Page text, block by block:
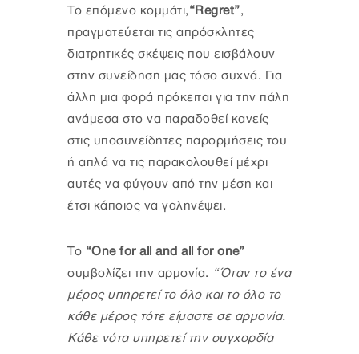
To επόμενο κομμάτι,“Regret”,
πραγματεύεται τις απρόσκλητες
διατρητικές σκέψεις που εισβάλουν
στην συνείδηση μας τόσο συχνά. Για
άλλη μια φορά πρόκειται για την πάλη
ανάμεσα στο να παραδοθεί κανείς
στις υποσυνείδητες παρορμήσεις του
ή απλά να τις παρακολουθεί μέχρι
αυτές να φύγουν από την μέση και
έτσι κάποιος να γαληνέψει.
Το “One for all and all for one”
συμβολίζει την αρμονία. “Όταν το ένα
μέρος υπηρετεί το όλο και το όλο το
κάθε μέρος τότε είμαστε σε αρμονία.
Κάθε νότα υπηρετεί την συγχορδία